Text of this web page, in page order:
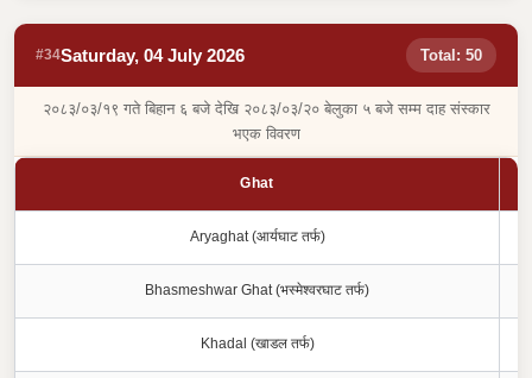
#34Saturday, 04 July 2026 Total: 50
२०८३/०३/१९ गते बिहान ६ बजे देखि २०८३/०३/२० बेलुका ५ बजे सम्म दाह संस्कार
भएक विवरण
Ghat
Aryaghat (आर्यघाट तर्फ)
Bhasmeshwar Ghat (भस्मेश्वरघाट तर्फ)
Khadal (खाडल तर्फ)